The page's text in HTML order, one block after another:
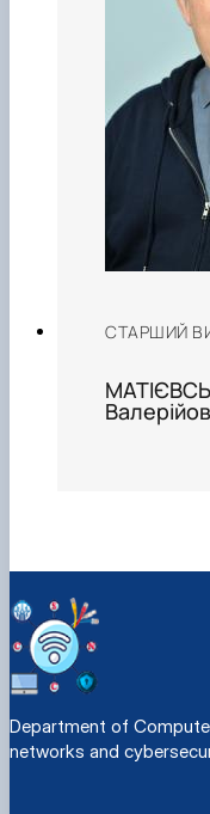
СТАРШИЙ
Department of
networks and